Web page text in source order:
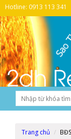
Hotline: 0913 113 341
Trang chủ